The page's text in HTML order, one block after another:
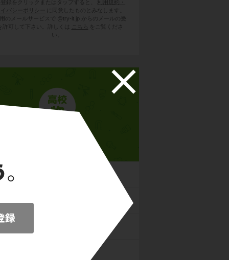
録をクリックまたはタップすると、
利用規約・
バシーポリシー
に同意したものとみなします。
のメールサービスで @try-it.jp からのメールの受
許可して下さい。詳しくは
こちら
をご覧くださ
い。
力